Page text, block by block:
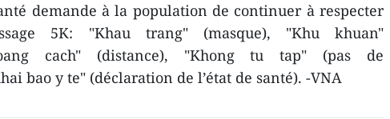
demande à la population de continuer à respecter
5K: "Khau trang" (masque), "Khu khuan"
cach" (distance), "Khong tu tap" (pas de
bao y te" (déclaration de l’état de santé). -VNA